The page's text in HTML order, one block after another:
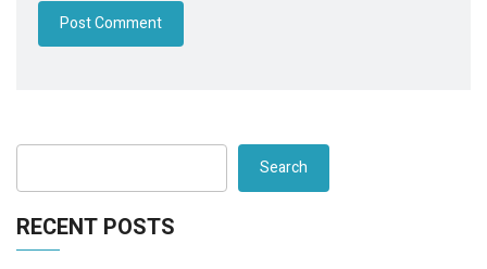
Search
RECENT POSTS